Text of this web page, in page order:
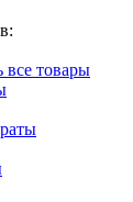
все товары